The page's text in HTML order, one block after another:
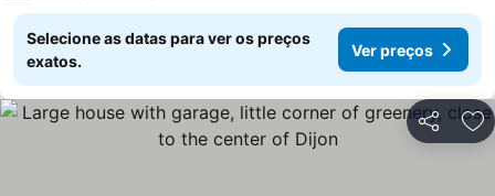
Selecione as datas para ver os preços
exatos.
Ver preços
Partilhar